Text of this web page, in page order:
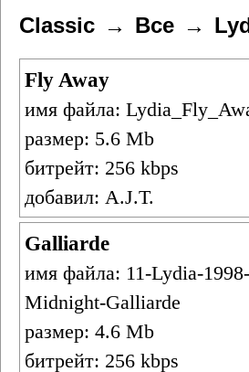
Classic Все
Fly Away
имя файла:
размер: 5.6 Mb
битрейт: 256 kbps
добавил: A.J.T.
Galliarde
имя файла: 11-Lydia-
Midnight-Galliarde
размер: 4.6 Mb
битрейт: 256 kbps